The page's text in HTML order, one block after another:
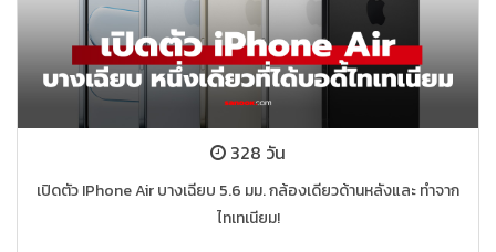
328 วัน
เปิดตัว IPhone Air บางเฉียบ 5.6 มม. กล้องเดียวด้านหลังและ ทำจาก
ไทเทเนียม!